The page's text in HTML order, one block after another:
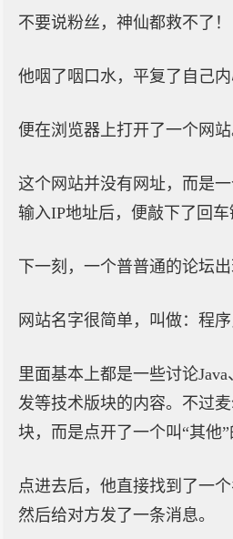
不要说粉丝，神仙都救不了！
他咽了咽口水，平复了自己内
便在浏览器上打开了一个网站
这个网站并没有网址，而是
输入IP地址后，便敲下了回车
下一刻，一个普普通的论坛
网站名字很简单，叫做：程序
里面基本上都是一些讨论
发等技术版块的内容。不过
块，而是点开了一个叫“其他”
点进去后，他直接找到了一个
然后给对方发了一条消息。